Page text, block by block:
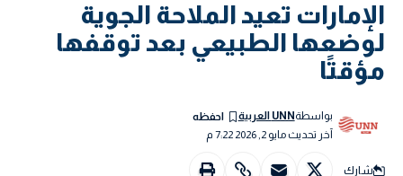
الإمارات تعيد الملاحة الجوية
لوضعها الطبيعي بعد توقفها
مؤقتًا
آخر تحديث مايو 2, 2026 7:22 م
بواسطةUNN العربية
شارك